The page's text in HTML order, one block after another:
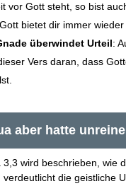
vor Gott steht, so bist
bietet dir immer
überwindet Urteil:
Vers daran, dass
aber hatte
3,3 wird beschrieben, wie
verdeutlicht die geistliche